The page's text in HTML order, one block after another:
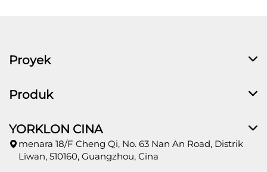
Proyek
Produk
YORKLON CINA
menara 18/F Cheng Qi, No. 63 Nan An Road, Distrik
Liwan, 510160, Guangzhou, Cina